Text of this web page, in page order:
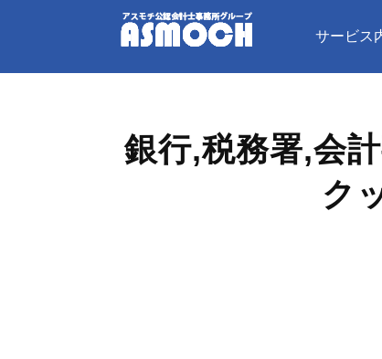
サービス
銀行,税務署,会
ク